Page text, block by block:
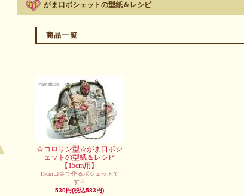
がま口ポシェットの型紙＆レシピ
商品一覧
☆コロリン型☆がま口ポシ
ェットの型紙＆レシピ
【15cm用】
15cm口金で作るポシェットで
す☆
530円(税込583円)